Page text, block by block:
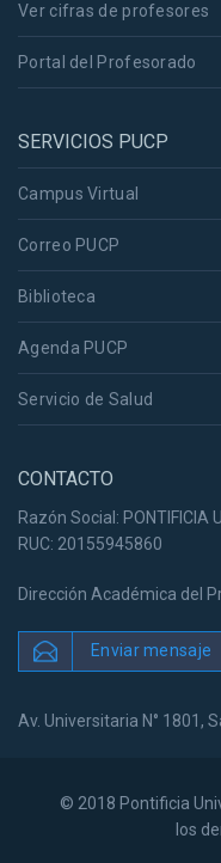
Ver cifras de profesores
Portal del Profesorado
SERVICIOS PUCP
Campus Virtual
Correo PUCP
Biblioteca
Agenda PUCP
Servicio de Salud
CONTACTO
Razón Social: PONTIFICIA
RUC: 20155945860
Dirección Académica del
Enviar mensaje
Av. Universitaria N° 1801,
© 2018 Pontificia
los